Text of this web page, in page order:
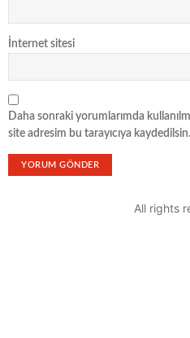
İnternet sitesi
Daha sonraki yorumlarımda
site adresim bu tarayıcıya kaydedilsin.
All rights